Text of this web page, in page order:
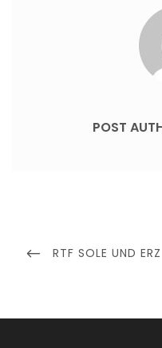
POST
PREVIOUS
RTF SOLE UND ERZ